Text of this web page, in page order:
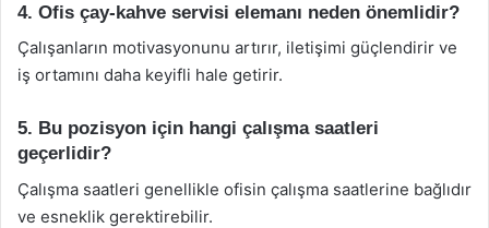
4. Ofis çay-kahve servisi elemanı neden önemlidir?
Çalışanların motivasyonunu artırır, iletişimi güçlendirir ve
iş ortamını daha keyifli hale getirir.
5. Bu pozisyon için hangi çalışma saatleri
geçerlidir?
Çalışma saatleri genellikle ofisin çalışma saatlerine bağlıdır
ve esneklik gerektirebilir.